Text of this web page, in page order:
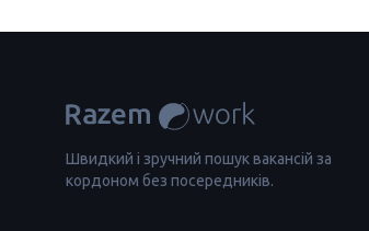
Швидкий і зручний пошук вакансій за
кордоном без посередників.